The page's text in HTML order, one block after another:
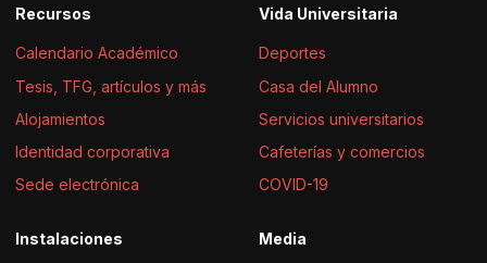
Recursos
Calendario Académico
Tesis, TFG, artículos y más
Alojamientos
Identidad corporativa
Sede electrónica
Vida Universitaria
Deportes
Casa del Alumno
Servicios universitarios
Cafeterías y comercios
COVID-19
Instalaciones Media